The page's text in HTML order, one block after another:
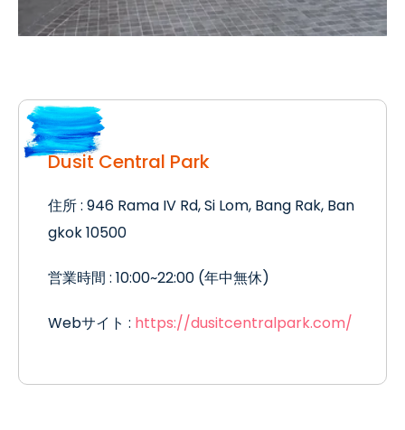
Dusit Central Park
住所 : 946 Rama IV Rd, Si Lom, Bang Rak, Ban
gkok 10500
営業時間 : 10:00~22:00 (年中無休)
Webサイト : https://dusitcentralpark.com/